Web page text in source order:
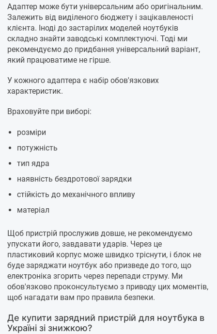
Адаптер може бути універсальним або оригінальним.
Залежить від виділеного бюджету і зацікавленості
клієнта. Іноді до застарілих моделей ноутбуків
складно знайти заводські комплектуючі. Тоді ми
рекомендуємо до придбання універсальний варіант,
який працюватиме не гірше.
У кожного адаптера є набір обов'язкових
характеристик.
Враховуйте при виборі:
розміри
потужність
тип ядра
наявність бездротової зарядки
стійкість до механічного впливу
матеріал
Щоб пристрій прослужив довше, не рекомендуємо
упускати його, завдавати ударів. Через це
пластиковий корпус може швидко тріснути, і блок не
буде заряджати ноутбук або призведе до того, що
електроніка згорить через перепади струму. Ми
обов'язково проконсультуємо з приводу цих моментів,
щоб нагадати вам про правила безпеки.
Де купити зарядний пристрій для ноутбука в
Україні зі знижкою?